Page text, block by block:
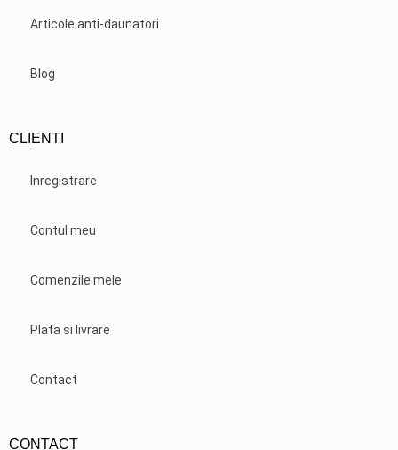
Articole anti-daunatori
Blog
CLIENTI
Inregistrare
Contul meu
Comenzile mele
Plata si livrare
Contact
CONTACT